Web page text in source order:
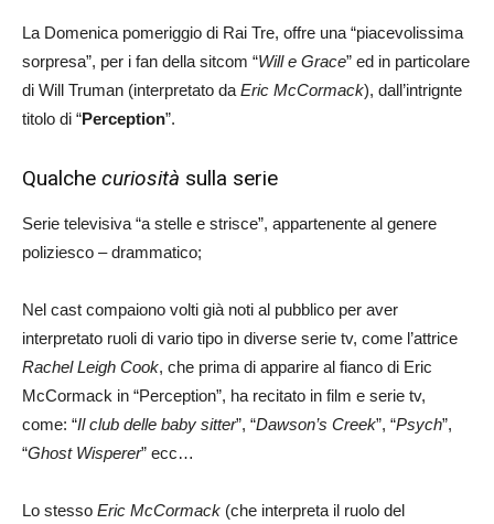
La Domenica pomeriggio di Rai Tre, offre una “piacevolissima
sorpresa”, per i fan della sitcom “Will e Grace” ed in particolare
di Will Truman (interpretato da Eric McCormack), dall’intrignte
titolo di “Perception”.
Qualche curiosità sulla serie
Serie televisiva “a stelle e strisce”, appartenente al genere
poliziesco – drammatico;
Nel cast compaiono volti già noti al pubblico per aver
interpretato ruoli di vario tipo in diverse serie tv, come l’attrice
Rachel Leigh Cook, che prima di apparire al fianco di Eric
McCormack in “Perception”, ha recitato in film e serie tv,
come: “Il club delle baby sitter”, “Dawson’s Creek”, “Psych”,
“Ghost Wisperer” ecc…
Lo stesso Eric McCormack (che interpreta il ruolo del